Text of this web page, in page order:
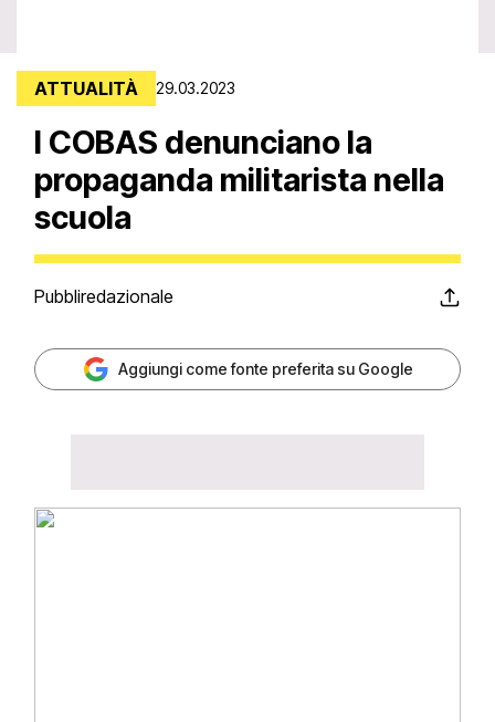
ATTUALITÀ 29.03.2023
I COBAS denunciano la
propaganda militarista nella
scuola
Pubbliredazionale
Aggiungi come fonte preferita su Google